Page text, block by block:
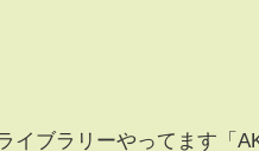
イブラリーやってます「